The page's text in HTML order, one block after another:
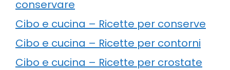
conservare
Cibo e cucina – Ricette per conserve
Cibo e cucina – Ricette per contorni
Cibo e cucina – Ricette per crostate